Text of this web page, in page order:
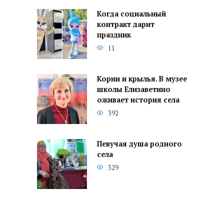
Когда социальный
контракт дарит
праздник
11
Корни и крылья. В музее
школы Елизаветино
оживает история села
392
Певучая душа родного
села
329